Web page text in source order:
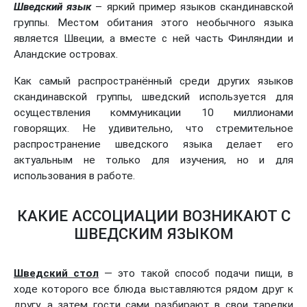
Шведский язык– яркий пример языков скандинавской
группы. Местом обитания этого необычного языка
является Швеции, а вместе с ней часть Финляндии и
Аландские островах.
Как самый распространённый среди других языков
скандинавской группы, шведский используется для
осуществления коммуникации 10 миллионами
говорящих. Не удивительно, что стремительное
распространение шведского языка делает его
актуальным не только для изучения, но и для
использования в работе.
КАКИЕ АССОЦИАЦИИ ВОЗНИКАЮТ С
ШВЕДСКИМ ЯЗЫКОМ
Шведский стол — это такой способ подачи пищи, в
ходе которого все блюда выставляются рядом друг к